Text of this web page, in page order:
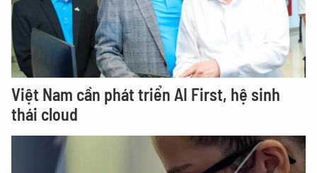
Việt Nam cần phát triển AI First, hệ sinh
thái cloud